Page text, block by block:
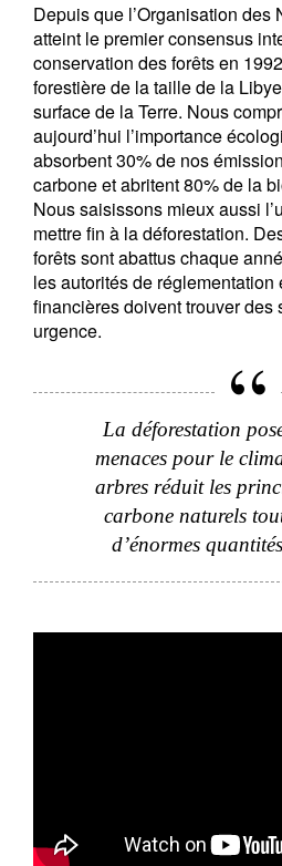
Depuis que l’Organisation des
atteint le premier consensus
conservation des forêts en
forestière de la taille de la
surface de la Terre. Nous
aujourd’hui l’importance
absorbent 30% de nos
carbone et abritent 80% de la
Nous saisissons mieux aussi
mettre fin à la déforestation.
forêts sont abattus chaque
les autorités de réglementation
financières doivent trouver des
urgence.
La déforestation
menaces pour le
arbres réduit les
carbone naturels
d’énormes